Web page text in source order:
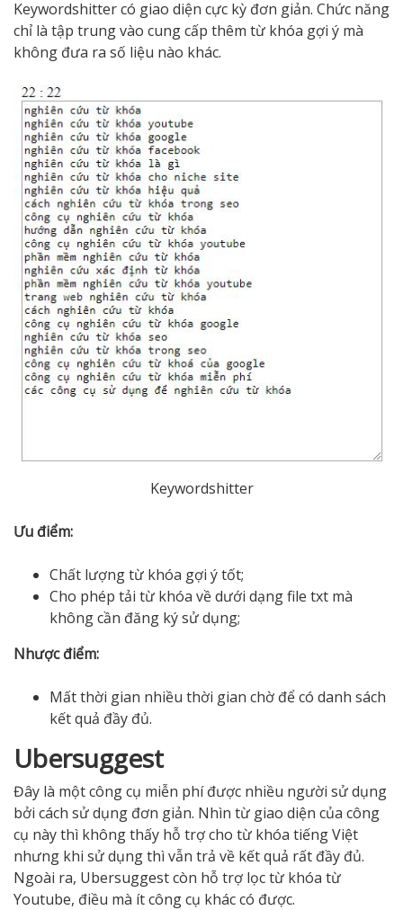
Keywordshitter có giao diện cực kỳ đơn giản. Chức năng
chỉ là tập trung vào cung cấp thêm từ khóa gợi ý mà
không đưa ra số liệu nào khác.
Keywordshitter
Ưu điểm:
Chất lượng từ khóa gợi ý tốt;
Cho phép tải từ khóa về dưới dạng file txt mà
không cần đăng ký sử dụng;
Nhược điểm:
Mất thời gian nhiều thời gian chờ để có danh sách
kết quả đầy đủ.
Ubersuggest
Đây là một công cụ miễn phí được nhiều người sử dụng
bởi cách sử dụng đơn giản. Nhìn từ giao diện của công
cụ này thì không thấy hỗ trợ cho từ khóa tiếng Việt
nhưng khi sử dụng thì vẫn trả về kết quả rất đầy đủ.
Ngoài ra, Ubersuggest còn hỗ trợ lọc từ khóa từ
Youtube, điều mà ít công cụ khác có được.